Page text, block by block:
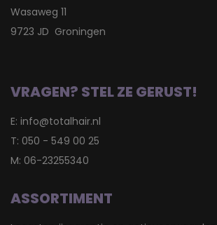
Wasaweg 11
9723 JD Groningen
VRAGEN? STEL ZE GERUST!
E: info@totalhair.nl
T: 050 - 549 00 25
M: 06-23255340
ASSORTIMENT